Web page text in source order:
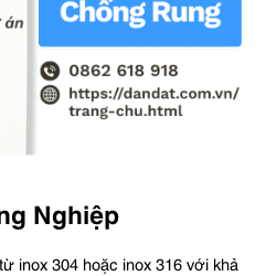
Nghiệp
inox 304 hoặc inox 316 với khả